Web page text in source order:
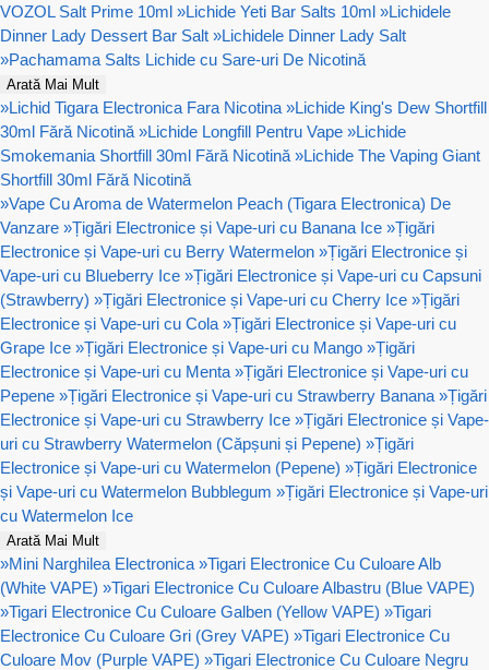
VOZOL Salt Prime 10ml »Lichide Yeti Bar Salts 10ml »Lichidele
Dinner Lady Dessert Bar Salt »Lichidele Dinner Lady Salt
»Pachamama Salts Lichide cu Sare-uri De Nicotină
Arată Mai Mult
»Lichid Tigara Electronica Fara Nicotina »Lichide King's Dew Shortfill
30ml Fără Nicotină »Lichide Longfill Pentru Vape »Lichide
Smokemania Shortfill 30ml Fără Nicotină »Lichide The Vaping Giant
Shortfill 30ml Fără Nicotină
»Vape Cu Aroma de Watermelon Peach (Tigara Electronica) De
Vanzare »Țigări Electronice și Vape-uri cu Banana Ice »Țigări
Electronice și Vape-uri cu Berry Watermelon »Țigări Electronice și
Vape-uri cu Blueberry Ice »Țigări Electronice și Vape-uri cu Capsuni
(Strawberry) »Țigări Electronice și Vape-uri cu Cherry Ice »Țigări
Electronice și Vape-uri cu Cola »Țigări Electronice și Vape-uri cu
Grape Ice »Țigări Electronice și Vape-uri cu Mango »Țigări
Electronice și Vape-uri cu Menta »Țigări Electronice și Vape-uri cu
Pepene »Țigări Electronice și Vape-uri cu Strawberry Banana »Țigări
Electronice și Vape-uri cu Strawberry Ice »Țigări Electronice și Vape-
uri cu Strawberry Watermelon (Căpșuni și Pepene) »Țigări
Electronice și Vape-uri cu Watermelon (Pepene) »Țigări Electronice
și Vape-uri cu Watermelon Bubblegum »Țigări Electronice și Vape-uri
cu Watermelon Ice
Arată Mai Mult
»Mini Narghilea Electronica »Tigari Electronice Cu Culoare Alb
(White VAPE) »Tigari Electronice Cu Culoare Albastru (Blue VAPE)
»Tigari Electronice Cu Culoare Galben (Yellow VAPE) »Tigari
Electronice Cu Culoare Gri (Grey VAPE) »Tigari Electronice Cu
Culoare Mov (Purple VAPE) »Tigari Electronice Cu Culoare Negru